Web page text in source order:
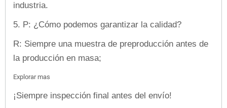
industria.
5. P: ¿Cómo podemos garantizar la calidad?
R: Siempre una muestra de preproducción antes de
la producción en masa;
Explorar mas
¡Siempre inspección final antes del envío!